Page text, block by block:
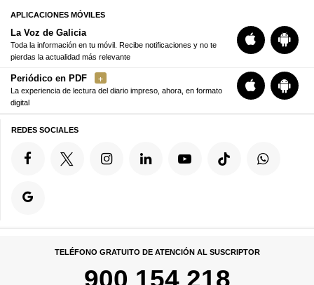
APLICACIONES MÓVILES
La Voz de Galicia
Toda la información en tu móvil. Recibe notificaciones y no te
pierdas la actualidad más relevante
Periódico en PDF
La experiencia de lectura del diario impreso, ahora, en formato
digital
REDES SOCIALES
TELÉFONO GRATUITO DE ATENCIÓN AL SUSCRIPTOR
900 154 218